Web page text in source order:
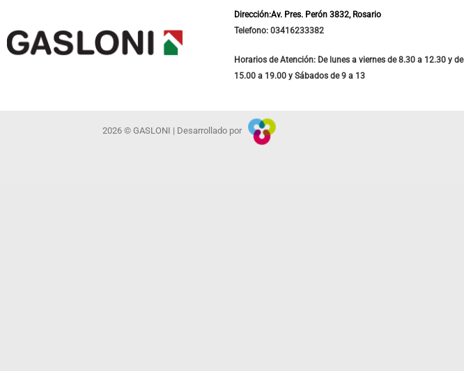
Dirección:Av. Pres. Perón 3832, Rosario
Telefono: 03416233382
Horarios de Atención: De lunes a viernes de 8.30 a 12.30 y de
15.00 a 19.00 y Sábados de 9 a 13
2026 © GASLONI | Desarrollado por